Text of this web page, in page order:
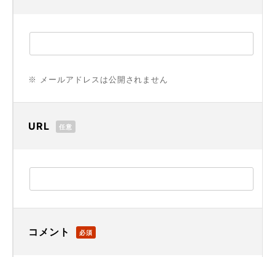
※ メールアドレスは公開されません
URL 任意
コメント 必須